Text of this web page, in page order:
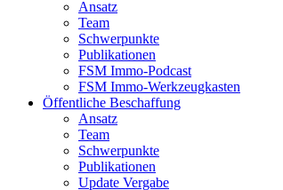
Ansatz
Team
Schwerpunkte
Publikationen
FSM Immo-Podcast
FSM Immo-Werkzeugkasten
Öffentliche Beschaffung
Ansatz
Team
Schwerpunkte
Publikationen
Update Vergabe